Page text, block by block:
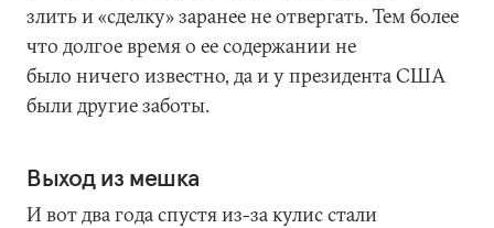
злить и «сделку» заранее не отвергать. Тем более
что долгое время о ее содержании не
было ничего известно, да и у президента США
были другие заботы.
Выход из мешка
И вот два года спустя из-за кулис стали